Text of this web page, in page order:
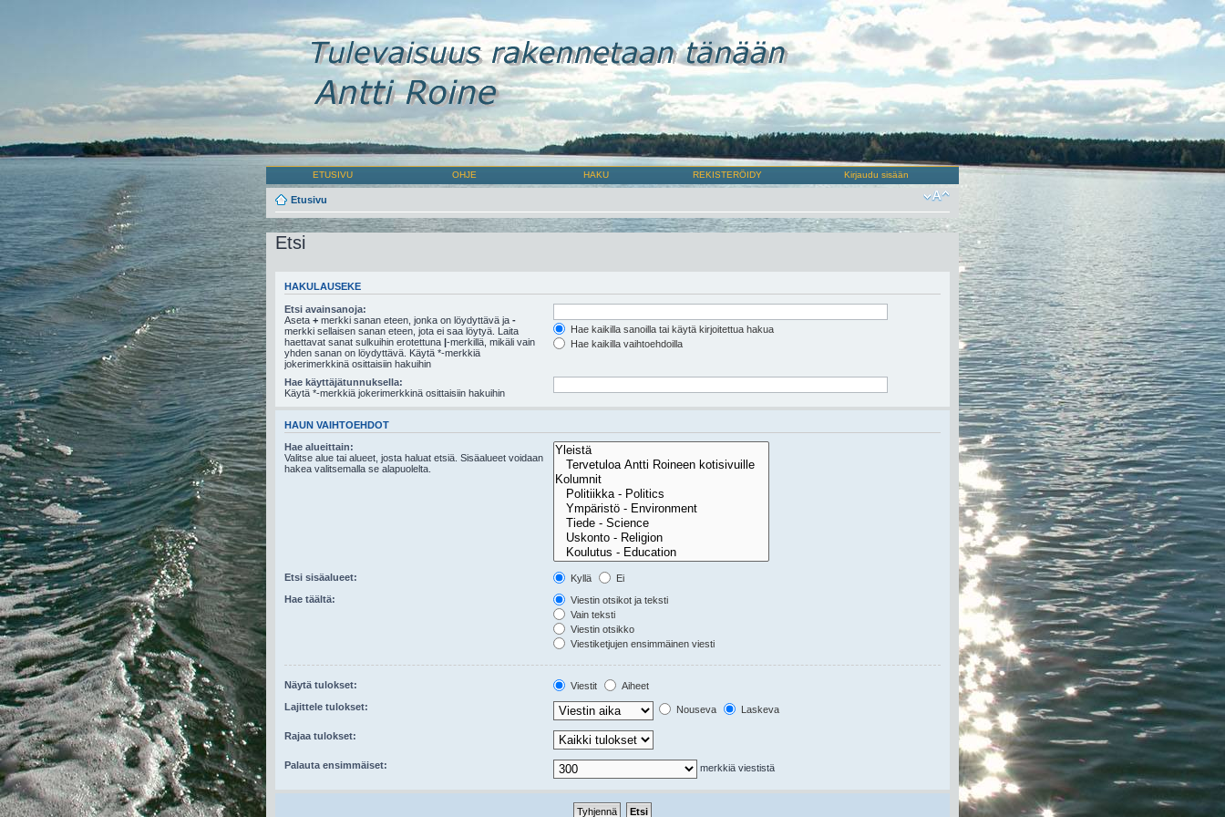
ETUSIVU OHJE HAKU REKISTERÖIDY Kirjaudu sisään
Etusivu
Etsi
HAKULAUSEKE
Etsi avainsanoja:
Aseta + merkki sanan eteen, jonka on löydyttävä ja -
merkki sellaisen sanan eteen, jota ei saa löytyä. Laita
haettavat sanat sulkuihin erotettuna |-merkillä, mikäli vain
yhden sanan on löydyttävä. Käytä *-merkkiä
jokerimerkkinä osittaisiin hakuihin
Hae kaikilla sanoilla tai käytä kirjoitettua hakua
Hae kaikilla vaihtoehdoilla
Hae käyttäjätunnuksella:
Käytä *-merkkiä jokerimerkkinä osittaisiin hakuihin
HAUN VAIHTOEHDOT
Hae alueittain:
Valitse alue tai alueet, josta haluat etsiä. Sisäalueet voidaan
hakea valitsemalla se alapuolelta.
Etsi sisäalueet: Kyllä
Ei
Hae täältä:
Viestin otsikot ja teksti
Vain teksti
Viestin otsikko
Viestiketjujen ensimmäinen viesti
Näytä tulokset: Viestit
Aiheet
Lajittele tulokset:
Nouseva Laskeva
Rajaa tulokset:
Palauta ensimmäiset: merkkiä viestistä